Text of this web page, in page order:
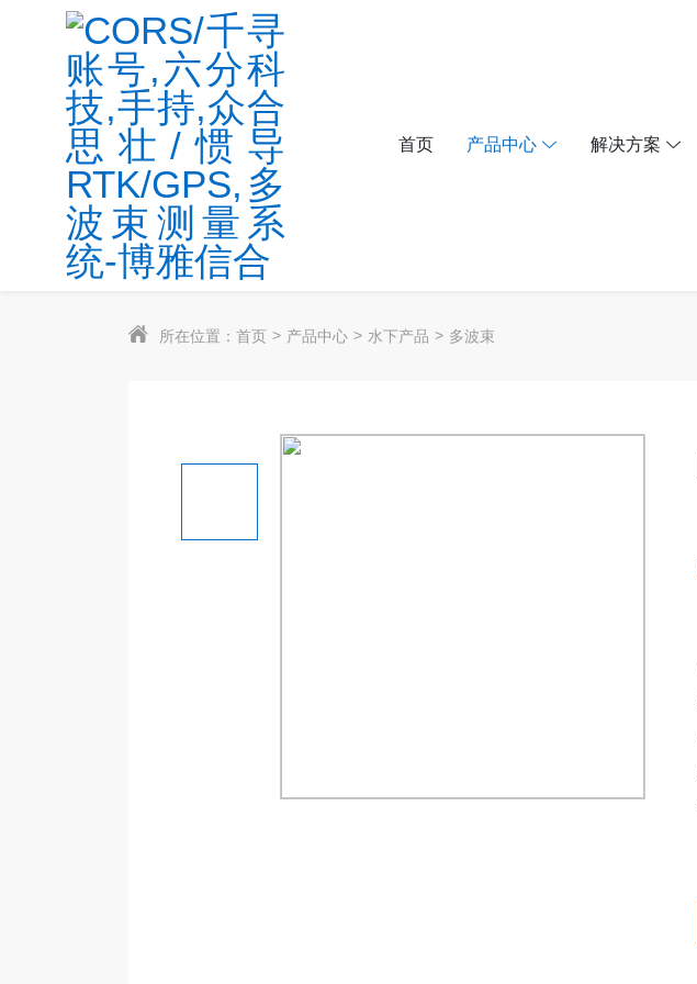
首页 产品中心 解决方案
所在位置： 首页 产品中心 水下产品 多波束